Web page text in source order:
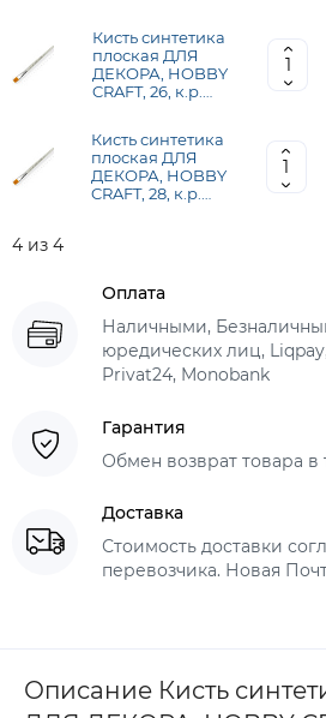
Кисть синтетика
плоская ДЛЯ
ДЕКОРА, HOBBY
CRAFT, 26, к.р.
Кисть синтетика
плоская ДЛЯ
ДЕКОРА, HOBBY
CRAFT, 28, к.р.
4 из 4
Оплата
Наличными,
юредических лиц,
Privat24, Monobank
Гарантия
Обмен возврат товара в
Доставка
Стоимость доставки
перевозчика. Новая
Описание Кисть